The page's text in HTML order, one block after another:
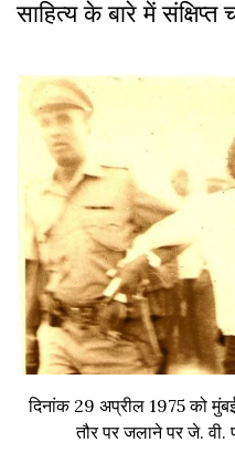
साहित्य के बारे में
दिनांक 29 अप्रील 1975 को
तौर पर जलाने पर जे. वी.